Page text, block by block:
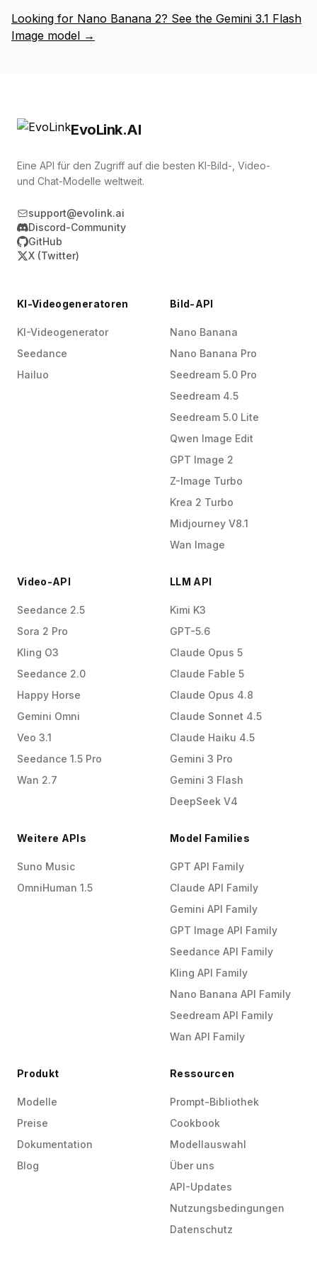
Edit‑Flow für inkrementelle Änderungen statt
offizielle Version wechseln: Modell-ID von
nano-banana-beta auf nano-banana ändern.
Looking for Nano Banana 2? See the Gemini 3.1 Flash
Image model →
EvoLink.AI
Eine API für den Zugriff auf die besten KI-Bild-, Video-
und Chat-Modelle weltweit.
support@evolink.ai
Discord-Community
GitHub
X (Twitter)
KI-Videogeneratoren
KI-Videogenerator
Seedance
Hailuo
Bild-API
Nano Banana
Nano Banana Pro
Seedream 5.0 Pro
Seedream 4.5
Seedream 5.0 Lite
Qwen Image Edit
GPT Image 2
Z-Image Turbo
Krea 2 Turbo
Midjourney V8.1
Wan Image
Video-API
Seedance 2.5
Sora 2 Pro
Kling O3
Seedance 2.0
Happy Horse
Gemini Omni
Veo 3.1
Seedance 1.5 Pro
Wan 2.7
LLM API
Kimi K3
GPT-5.6
Claude Opus 5
Claude Fable 5
Claude Opus 4.8
Claude Sonnet 4.5
Claude Haiku 4.5
Gemini 3 Pro
Gemini 3 Flash
DeepSeek V4
Weitere APIs
Suno Music
OmniHuman 1.5
Model Families
GPT API Family
Claude API Family
Gemini API Family
GPT Image API Family
Seedance API Family
Kling API Family
Nano Banana API Family
Seedream API Family
Wan API Family
Produkt
Modelle
Preise
Dokumentation
Blog
Ressourcen
Prompt-Bibliothek
Cookbook
Modellauswahl
Über uns
API-Updates
Nutzungsbedingungen
Datenschutz